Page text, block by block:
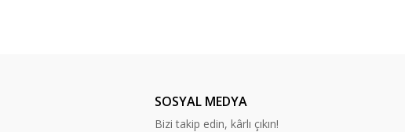
SOSYAL MEDYA
Bizi takip edin, kârlı çıkın!